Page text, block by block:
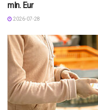
mln. Eur
2026-07-28